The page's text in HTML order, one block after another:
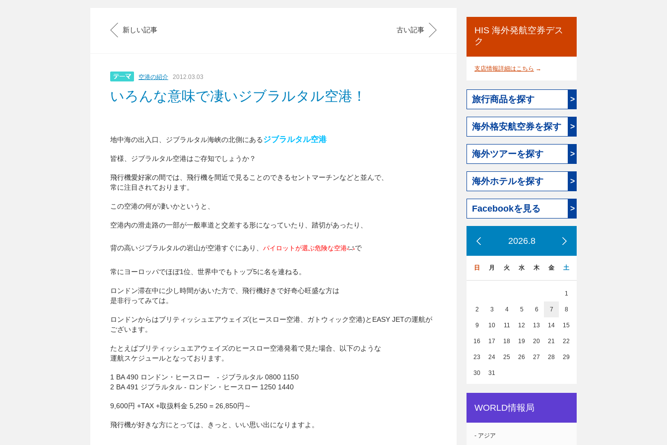
新しい記事 古い記事
空港の紹介 2012.03.03
いろんな意味で凄いジブラルタル空港！
地中海の出入口、ジブラルタル海峡の北側にあるジブラルタル空港
皆様、ジブラルタル空港はご存知でしょうか？
飛行機愛好家の間では、飛行機を間近で見ることのできるセントマーチンなどと並んで、
常に注目されております。
この空港の何が凄いかというと、
空港内の滑走路の一部が一般車道と交差する形になっていたり、踏切があったり、
背の高いジブラルタルの岩山が空港すぐにあり、 パイロットが選ぶ危険な空港 で
常にヨーロッパでほぼ1位、世界中でもトップ5に名を連ねる。
ロンドン滞在中に少し時間があいた方で、飛行機好きで好奇心旺盛な方は
是非行ってみては。
ロンドンからはブリティッシュエアウェイズ(ヒースロー空港、ガトウィック空港)とEASY JETの運航が
ございます。
たとえばブリティッシュエアウェイズのヒースロー空港発着で見た場合、以下のような
運航スケジュールとなっております。
1 BA 490 ロンドン・ヒースロー - ジブラルタル 0800 1150
2 BA 491 ジブラルタル - ロンドン・ヒースロー 1250 1440
9,600円 +TAX +取扱料金 5,250 = 26,850円～
飛行機が好きな方にとっては、きっと、いい思い出になりますよ。
HIS 海外発航空券デス
ク
支店情報詳細はこちら →
旅行商品を探す >
海外格安航空券を探す >
海外ツアーを探す >
海外ホテルを探す >
Facebookを見る >
2026.8
日 月 火 水 木 金 土
1
2 3 4 5 6 7 8
9 10 11 12 13 14 15
16 17 18 19 20 21 22
23 24 25 26 27 28 29
30 31
WORLD情報局
- アジア